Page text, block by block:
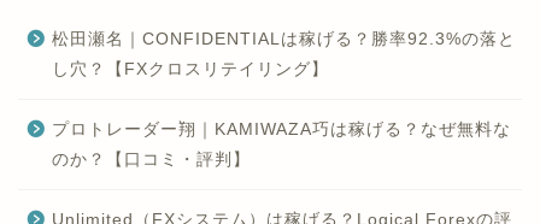
松田瀬名｜CONFIDENTIALは稼げる？勝率92.3%の落と
し穴？【FXクロスリテイリング】
プロトレーダー翔｜KAMIWAZA巧は稼げる？なぜ無料な
のか？【口コミ・評判】
Unlimited（FXシステム）は稼げる？Logical Forexの評